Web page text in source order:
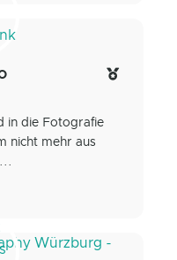
in die Fotografie
nicht mehr aus